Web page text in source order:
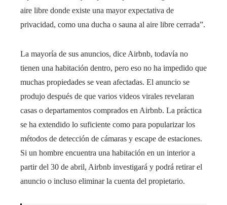
aire libre donde existe una mayor expectativa de
privacidad, como una ducha o sauna al aire libre cerrada”.
La mayoría de sus anuncios, dice Airbnb, todavía no
tienen una habitación dentro, pero eso no ha impedido que
muchas propiedades se vean afectadas. El anuncio se
produjo después de que varios videos virales revelaran
casas o departamentos comprados en Airbnb. La práctica
se ha extendido lo suficiente como para popularizar los
métodos de detección de cámaras y escape de estaciones.
Si un hombre encuentra una habitación en un interior a
partir del 30 de abril, Airbnb investigará y podrá retirar el
anuncio o incluso eliminar la cuenta del propietario.